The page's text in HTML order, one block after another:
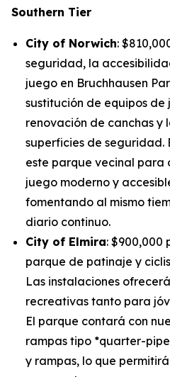
Southern Tier
City of Norwich:
seguridad, la
juego en Bruchhausen
sustitución de equipos
renovación de canchas y
superficies de seguridad.
este parque vecinal para
juego moderno y
fomentando al mismo
diario continuo.
City of Elmira: $900,000
parque de patinaje y
Las instalaciones
recreativas tanto para
El parque contará con
rampas tipo *quarter-
y rampas, lo que